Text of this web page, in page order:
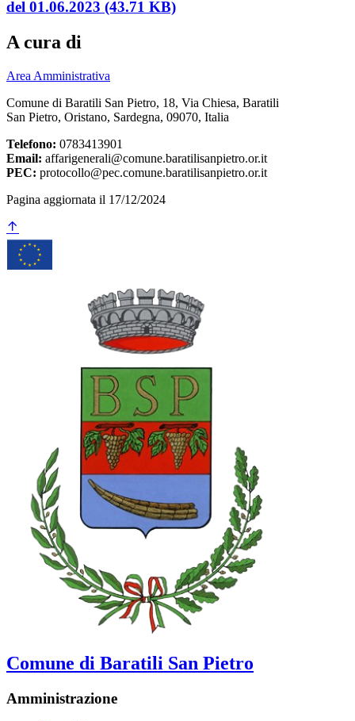
del 01.06.2023 (43.71 KB)
A cura di
Area Amministrativa
Comune di Baratili San Pietro, 18, Via Chiesa, Baratili
San Pietro, Oristano, Sardegna, 09070, Italia
Telefono: 0783413901
Email: affarigenerali@comune.baratilisanpietro.or.it
PEC: protocollo@pec.comune.baratilisanpietro.or.it
Pagina aggiornata il 17/12/2024
Comune di Baratili San Pietro
Amministrazione